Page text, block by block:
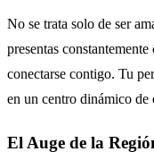
No se trata solo de ser
presentas
conectarse contigo. Tu
en un centro dinámico de
El Auge de la